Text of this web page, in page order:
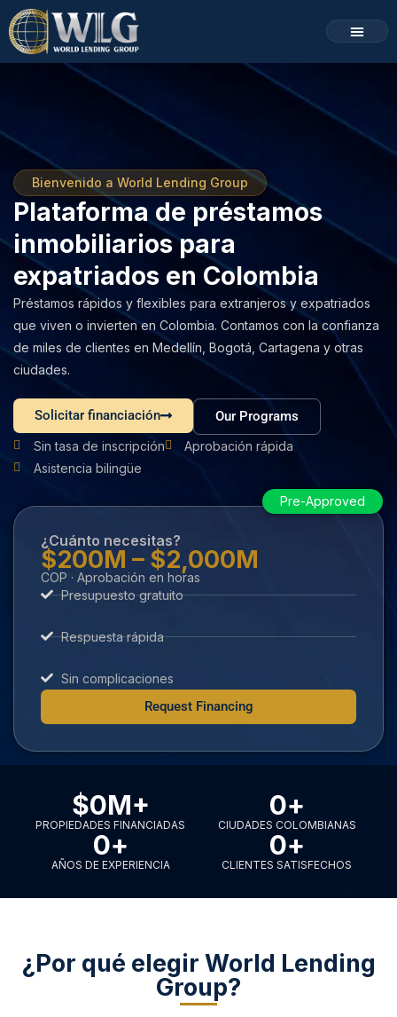
Bienvenido a World Lending Group
Plataforma de préstamos
inmobiliarios para
expatriados en Colombia
Préstamos rápidos y flexibles para extranjeros y expatriados
que viven o invierten en Colombia. Contamos con la confianza
de miles de clientes en Medellín, Bogotá, Cartagena y otras
ciudades.
Solicitar financiación Our Programs
Sin tasa de inscripción
Aprobación rápida
Asistencia bilingüe
Pre-Approved
¿Cuánto necesitas?
$200M – $2,000M
COP · Aprobación en horas
Presupuesto gratuito
Respuesta rápida
Sin complicaciones
Request Financing
PROPIEDADES FINANCIADAS
$0M+
CIUDADES COLOMBIANAS
0+
AÑOS DE EXPERIENCIA
0+
CLIENTES SATISFECHOS
0+
¿Por qué elegir World Lending
Group?